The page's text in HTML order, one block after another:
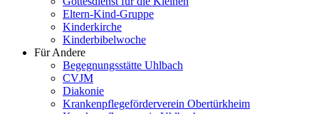
Eltern-Kind-Gruppe
Kinderkirche
Kinderbibelwoche
Für Andere
Begegnungsstätte Uhlbach
CVJM
Diakonie
Krankenpflegeförderverein Obertürkheim